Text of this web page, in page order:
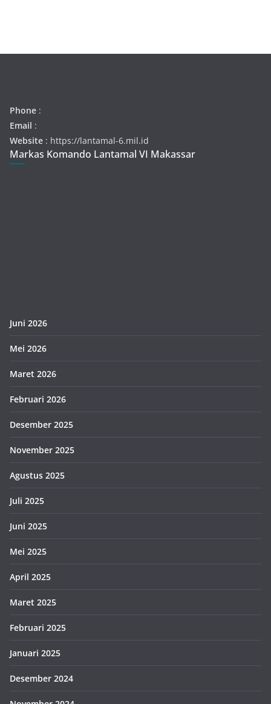
Phone :
Email :
Website : https://lantamal-6.mil.id
Markas Komando Lantamal VI Makassar
Juni 2026
Mei 2026
Maret 2026
Februari 2026
Desember 2025
November 2025
Agustus 2025
Juli 2025
Juni 2025
Mei 2025
April 2025
Maret 2025
Februari 2025
Januari 2025
Desember 2024